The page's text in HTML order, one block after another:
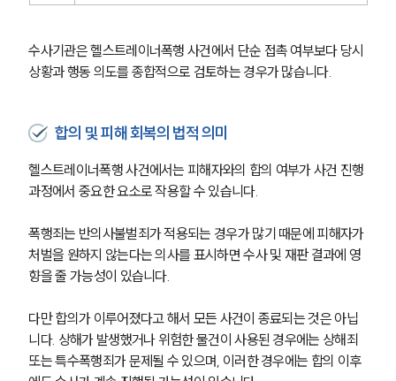
고객의 소리
AI대륜
형사 주요 업무사례
형사 법률정보
법률지식인
업무분야
전체
수사기관은 헬스트레이너폭행 사건에서 단순 접촉 여부보다 당시
상황과 행동 의도를 종합적으로 검토하는 경우가 많습니다.
합의 및 피해 회복의 법적 의미
헬스트레이너폭행 사건에서는 피해자와의 합의 여부가 사건 진행
과정에서 중요한 요소로 작용할 수 있습니다.
폭행죄는 반의사불벌죄가 적용되는 경우가 많기 때문에 피해자가
처벌을 원하지 않는다는 의사를 표시하면 수사 및 재판 결과에 영
향을 줄 가능성이 있습니다.
다만 합의가 이루어졌다고 해서 모든 사건이 종료되는 것은 아닙
니다. 상해가 발생했거나 위험한 물건이 사용된 경우에는 상해죄
또는 특수폭행죄가 문제될 수 있으며, 이러한 경우에는 합의 이후